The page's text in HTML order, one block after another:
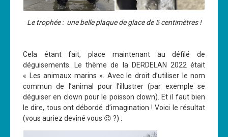
Le trophée : une belle plaque de glace de 5 centimètres !
Cela étant fait, place maintenant au défilé de
déguisements. Le thème de la DERDELAN 2022 était
« Les animaux marins ». Avec le droit d’utiliser le nom
commun de l’animal pour l’illustrer (par exemple se
déguiser en clown pour le poisson clown). Et il faut bien
le dire, tous ont débordé d’imagination ! Voici le résultat
(vous auriez deviné vous 😉 ?) :